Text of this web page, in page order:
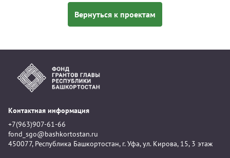
Вернуться к проектам
Контактная информация
+7(963)907-61-66
fond_sgo@bashkortostan.ru
450077, Республика Башкортостан, г. Уфа, ул. Кирова, 15, 3 этаж